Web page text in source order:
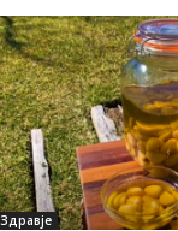
Здравје